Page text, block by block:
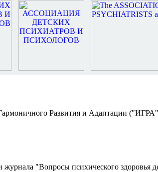
Развития и Адаптации
"Вопросы психического здоровья